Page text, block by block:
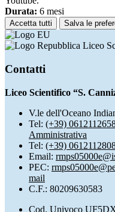
Durata: 6 mesi
Accetta tutti Salva le
Liceo
Contatti
Liceo Scientifico “S.
V.le dell'Oceano
Tel: (+39)
Amministrativa
Tel: (+39)
Email:
PEC:
mail
C.F.: 80209630583
Cod. Univoco